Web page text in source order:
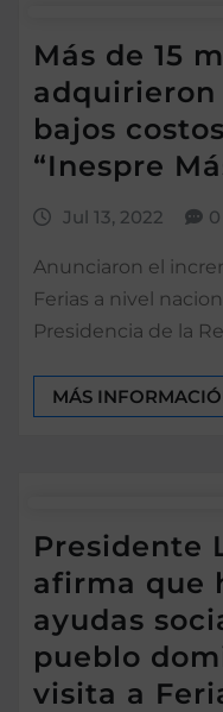
Más de 15
adquirieron
bajos
“Inespre
Jul 13, 2022 0
Anunciaron el
Ferias a nivel
Presidencia de la
MÁS
Presidente
afirma que
ayudas
pueblo
visita a